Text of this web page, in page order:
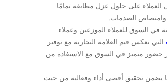
على حلول عزل مطابقة تمامًا
وامتصاص الصدمات.
في السوق للعملاء الموزعين وعملاء
التي تعكس قيم العلامة التجارية مع توفير
حضور متميز في السوق مع الاستفادة من
يضمن تحقيق أقصى أداء وفعالية من حيث